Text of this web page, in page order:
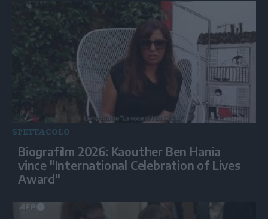
SPETTACOLO
Biografilm 2026: Kaouther Ben Hania
vince "International Celebration of Lives
Award"